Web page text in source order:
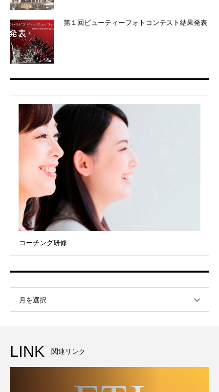
第１回ビューティーフォトコンテスト結果発表
コーチング研修
月を選択
LINK 関連リンク